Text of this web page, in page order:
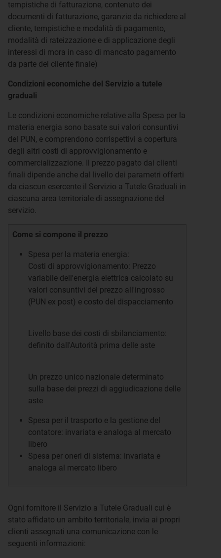
tempistiche di fatturazione, contenuto dei
documenti di fatturazione, garanzie da richiedere al
cliente, tempistiche e modalità di pagamento,
modalità di rateizzazione e di applicazione degli
interessi di mora in caso di mancato pagamento
da parte del cliente finale)
Condizioni economiche del Servizio a tutele
graduali
Le condizioni economiche relative alla Spesa per la
materia energia sono basate sui valori consuntivi
del PUN, e comprendono corrispettivi a copertura
degli altri costi di approvvigionamento e
commercializzazione. Il prezzo pagato dai clienti
finali dipende anche dal livello dei parametri offerti
da ciascun esercente il Servizio a Tutele Graduali in
ciascuna area territoriale di assegnazione del
servizio.
Come si compone il prezzo
Spesa per la materia energia:
Costi di approvvigionamento: Prezzo
variabile dell'energia elettrica calcolato su
valori consuntivi del prezzo all'ingrosso
(PUN ex post) e costo del dispacciamento
Livello base dei costi di sbilanciamento:
definito dall'Autorità prima delle aste
Un prezzo unico nazionale determinato
sulla base dei prezzi di aggiudicazione delle
aste
Spesa per il trasporto e la gestione del
contatore: invariata e analoga al mercato
libero
Spesa per oneri di sistema: invariata e
analoga al mercato libero
Ogni fornitore il Servizio a Tutele Graduali cui è
stato affidato un ambito territoriale, invia ai propri
clienti assegnati una comunicazione con le
seguenti informazioni: